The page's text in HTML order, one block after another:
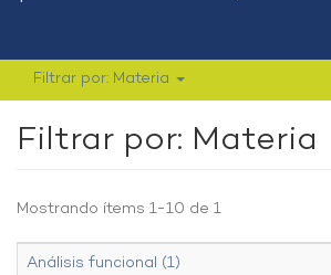
Filtrar por: Materia
Filtrar por: Materia
Mostrando ítems 1-10 de 1
Análisis funcional (1)